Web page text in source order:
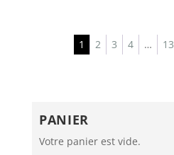
1 2 3 4 … 13
PANIER
Votre panier est vide.